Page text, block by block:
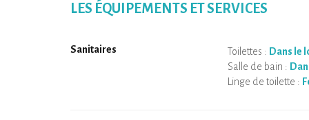
LES ÉQUIPEMENTS ET SERVICES
Sanitaires Toilettes : Dans le
Salle de bain :
Linge de toilette :